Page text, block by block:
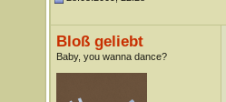
Bloß geliebt
Baby, you wanna dance?